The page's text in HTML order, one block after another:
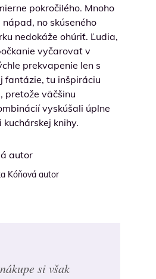
pokročilého. Mnoho
no skúseného
nedokáže ohúriť. Ľudia,
vyčarovať v
prekvapenie len s
fantázie, tu inšpiráciu
pretože väčšinu
vyskúšali úplne
kuchárskej knihy.
Kóňová autor
si však